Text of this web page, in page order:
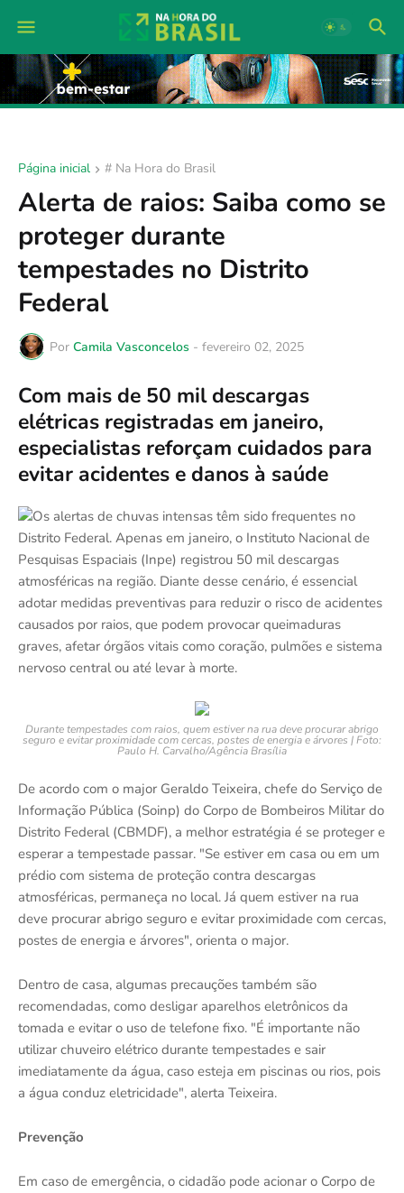
Página inicial # Na Hora do Brasil
Alerta de raios: Saiba como se
proteger durante
tempestades no Distrito
Federal
Por Camila Vasconcelos - fevereiro 02, 2025
Com mais de 50 mil descargas
elétricas registradas em janeiro,
especialistas reforçam cuidados para
evitar acidentes e danos à saúde
Os alertas de chuvas intensas têm sido frequentes no
Distrito Federal. Apenas em janeiro, o Instituto Nacional de
Pesquisas Espaciais (Inpe) registrou 50 mil descargas
atmosféricas na região. Diante desse cenário, é essencial
adotar medidas preventivas para reduzir o risco de acidentes
causados por raios, que podem provocar queimaduras
graves, afetar órgãos vitais como coração, pulmões e sistema
nervoso central ou até levar à morte.
Durante tempestades com raios, quem estiver na rua deve procurar abrigo
seguro e evitar proximidade com cercas, postes de energia e árvores | Foto:
Paulo H. Carvalho/Agência Brasília
De acordo com o major Geraldo Teixeira, chefe do Serviço de
Informação Pública (Soinp) do Corpo de Bombeiros Militar do
Distrito Federal (CBMDF), a melhor estratégia é se proteger e
esperar a tempestade passar. "Se estiver em casa ou em um
prédio com sistema de proteção contra descargas
atmosféricas, permaneça no local. Já quem estiver na rua
deve procurar abrigo seguro e evitar proximidade com cercas,
postes de energia e árvores", orienta o major.
Dentro de casa, algumas precauções também são
recomendadas, como desligar aparelhos eletrônicos da
tomada e evitar o uso de telefone fixo. "É importante não
utilizar chuveiro elétrico durante tempestades e sair
imediatamente da água, caso esteja em piscinas ou rios, pois
a água conduz eletricidade", alerta Teixeira.
Prevenção
Em caso de emergência, o cidadão pode acionar o Corpo de